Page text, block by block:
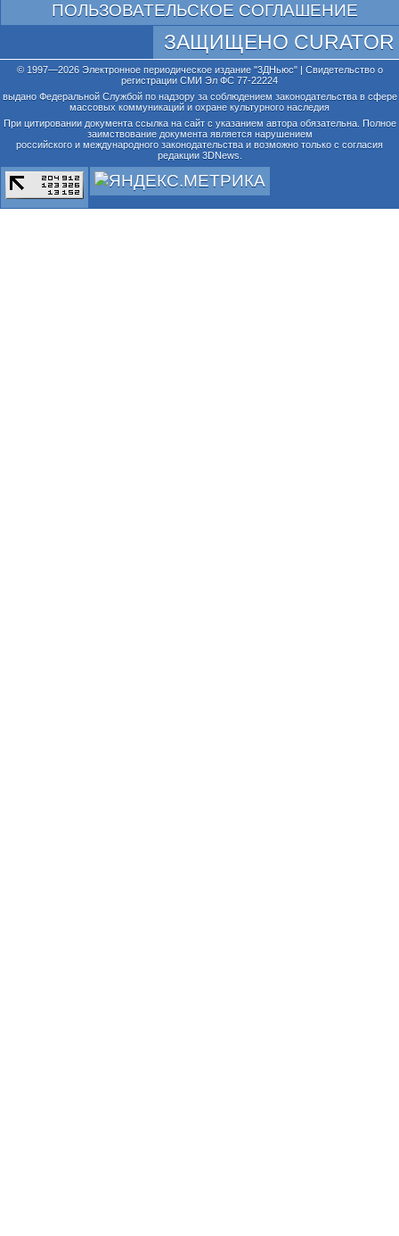
ПОЛЬЗОВАТЕЛЬСКОЕ СОГЛАШЕНИЕ
ЗАЩИЩЕНО CURATOR
© 1997—2026 Электронное периодическое издание "3ДНьюс" | Свидетельство о
регистрации СМИ Эл ФС 77-22224
выдано Федеральной Службой по надзору за соблюдением законодательства в сфере
массовых коммуникаций и охране культурного наследия
При цитировании документа ссылка на сайт с указанием автора обязательна. Полное
заимствование документа является нарушением
российского и международного законодательства и возможно только с согласия
редакции 3DNews.